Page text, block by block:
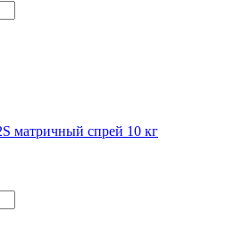
матричный спрей 10 кг